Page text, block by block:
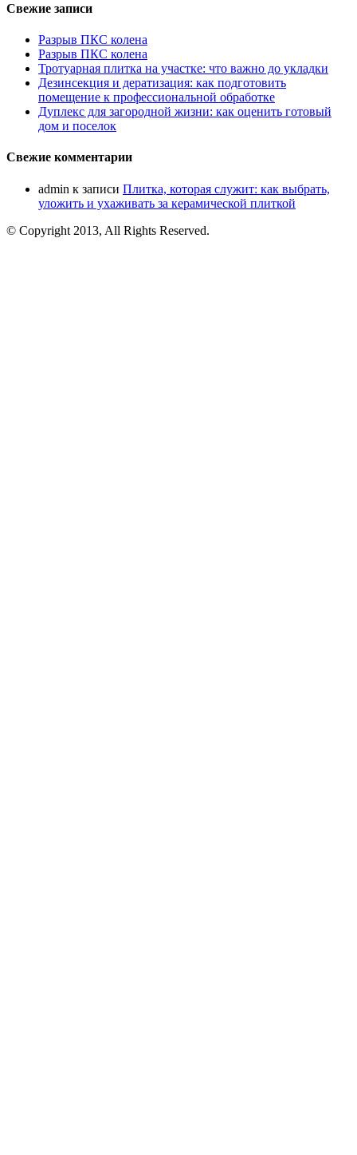
Свежие записи
Разрыв ПКС колена
Разрыв ПКС колена
Тротуарная плитка на участке: что важно до укладки
Дезинсекция и дератизация: как подготовить
помещение к профессиональной обработке
Дуплекс для загородной жизни: как оценить готовый
дом и поселок
Свежие комментарии
admin к записи Плитка, которая служит: как выбрать,
уложить и ухаживать за керамической плиткой
© Copyright 2013, All Rights Reserved.